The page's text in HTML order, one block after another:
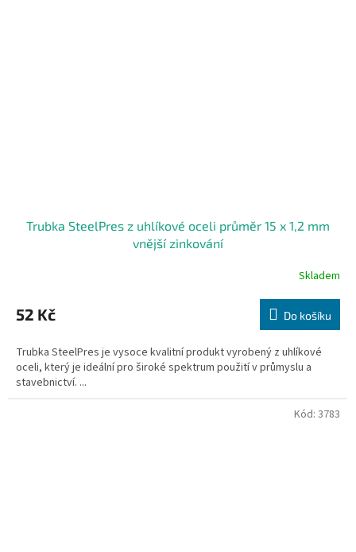
Trubka SteelPres z uhlíkové oceli průměr 15 x 1,2 mm
vnější zinkování
Skladem
52 Kč Do košíku
Trubka SteelPres je vysoce kvalitní produkt vyrobený z uhlíkové
oceli, který je ideální pro široké spektrum použití v průmyslu a
stavebnictví. ...
Kód: 3783